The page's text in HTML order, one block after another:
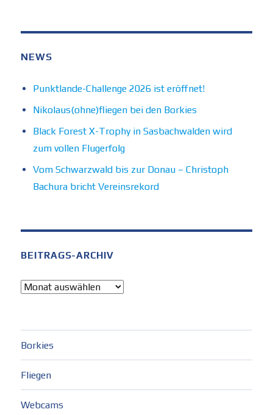
NEWS
Punktlande-Challenge 2026 ist eröffnet!
Nikolaus(ohne)fliegen bei den Borkies
Black Forest X-Trophy in Sasbachwalden wird
zum vollen Flugerfolg
Vom Schwarzwald bis zur Donau – Christoph
Bachura bricht Vereinsrekord
BEITRAGS-ARCHIV
Beitrags-
Borkies
Fliegen
Webcams